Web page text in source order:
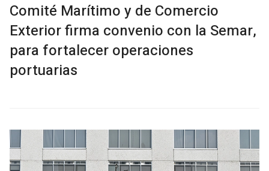
Comité Marítimo y de Comercio
Exterior firma convenio con la Semar,
para fortalecer operaciones
portuarias